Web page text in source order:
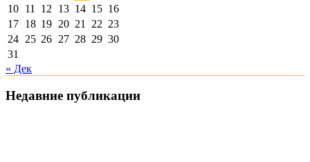
10 11 12 13 14 15 16
17 18 19 20 21 22 23
24 25 26 27 28 29 30
31
« Дек
Недавние публикации